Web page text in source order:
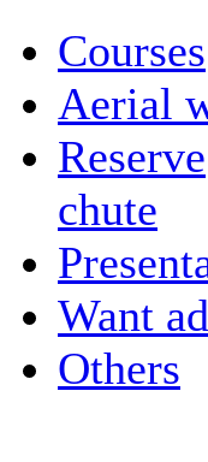
Courses
Aerial
Reserve
chute
Want ad
Others